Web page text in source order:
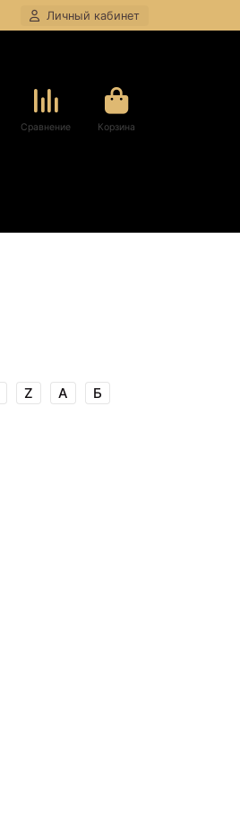
Личный кабинет
Сравнение Корзина
Z А Б